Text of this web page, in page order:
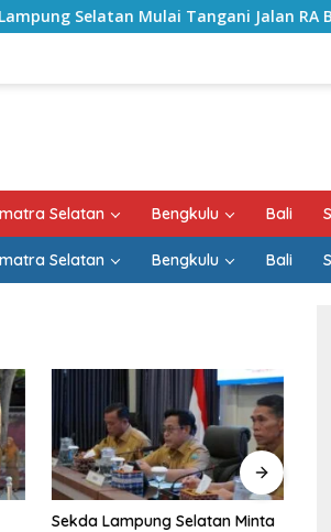
Mulai Tangani Jalan RA Basyid,
Selatan Bengkulu Bali
Selatan Bengkulu Bali
Bupati Radityo Egi Tekankan